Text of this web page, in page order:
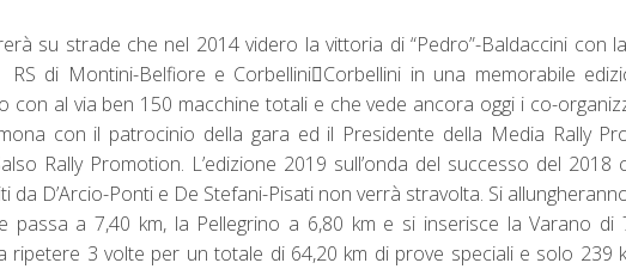
su strade che nel 2014 videro la vittoria di “Pedro”-Baldaccini con
di Montini-Belfiore e Corbellini￾Corbellini in una memorabile
con al via ben 150 macchine totali e che vede ancora oggi i co-
con il patrocinio della gara ed il Presidente della Media Rally
Rally Promotion. L’edizione 2019 sull’onda del successo del 2018
da D’Arcio-Ponti e De Stefani-Pisati non verrà stravolta. Si
passa a 7,40 km, la Pellegrino a 6,80 km e si inserisce la Varano di
3 volte per un totale di 64,20 km di prove speciali e solo 239